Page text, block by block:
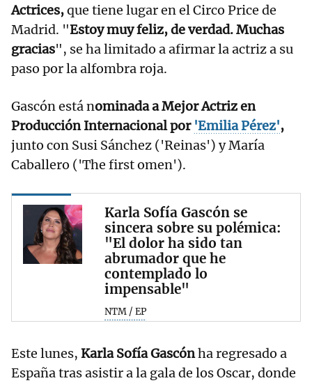
Actrices,que tiene lugar en el Circo Price de
Madrid. "Estoy muy feliz, de verdad. Muchas
gracias", se ha limitado a afirmar la actriz a su
paso por la alfombra roja.
Gascón está nominada a Mejor Actriz en
Producción Internacional por 'Emilia Pérez',
junto con Susi Sánchez ('Reinas') y María
Caballero ('The first omen').
Karla Sofía Gascón se
sincera sobre su polémica:
"El dolor ha sido tan
abrumador que he
contemplado lo
impensable"
NTM / EP
Este lunes, Karla Sofía Gascónha regresado a
España tras asistir a la gala de los Oscar, donde